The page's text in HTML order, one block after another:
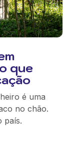
que
é uma
no chão.
país.